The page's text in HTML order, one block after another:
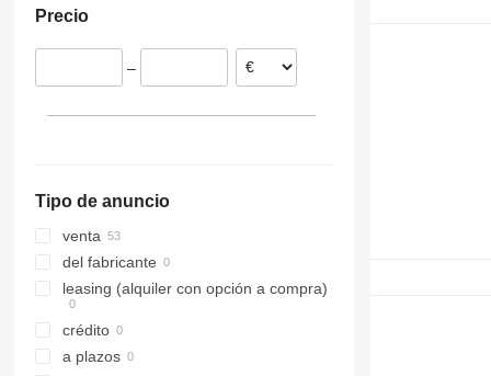
Alemania
Precio
–
Tipo de anuncio
venta
del fabricante
leasing (alquiler con opción a compra)
crédito
a plazos